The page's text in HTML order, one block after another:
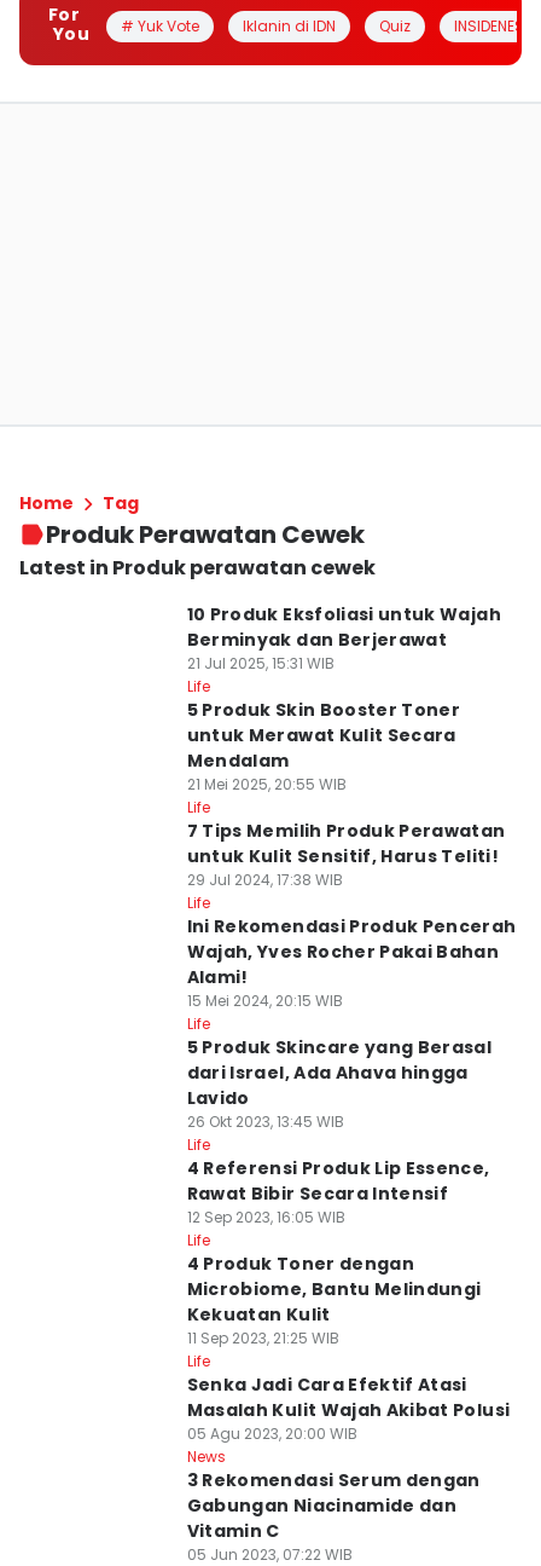
For
You
# Yuk Vote Iklanin di IDN Quiz INSIDENESIA
Home Tag
Produk Perawatan Cewek
Latest in Produk perawatan cewek
10 Produk Eksfoliasi untuk Wajah
Berminyak dan Berjerawat
21 Jul 2025, 15:31 WIB
Life
5 Produk Skin Booster Toner
untuk Merawat Kulit Secara
Mendalam
21 Mei 2025, 20:55 WIB
Life
7 Tips Memilih Produk Perawatan
untuk Kulit Sensitif, Harus Teliti!
29 Jul 2024, 17:38 WIB
Life
Ini Rekomendasi Produk Pencerah
Wajah, Yves Rocher Pakai Bahan
Alami!
15 Mei 2024, 20:15 WIB
Life
5 Produk Skincare yang Berasal
dari Israel, Ada Ahava hingga
Lavido
26 Okt 2023, 13:45 WIB
Life
4 Referensi Produk Lip Essence,
Rawat Bibir Secara Intensif
12 Sep 2023, 16:05 WIB
Life
4 Produk Toner dengan
Microbiome, Bantu Melindungi
Kekuatan Kulit
11 Sep 2023, 21:25 WIB
Life
Senka Jadi Cara Efektif Atasi
Masalah Kulit Wajah Akibat Polusi
05 Agu 2023, 20:00 WIB
News
3 Rekomendasi Serum dengan
Gabungan Niacinamide dan
Vitamin C
05 Jun 2023, 07:22 WIB